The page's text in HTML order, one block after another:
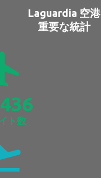
Laguardia 空港
重要な統計
ト数